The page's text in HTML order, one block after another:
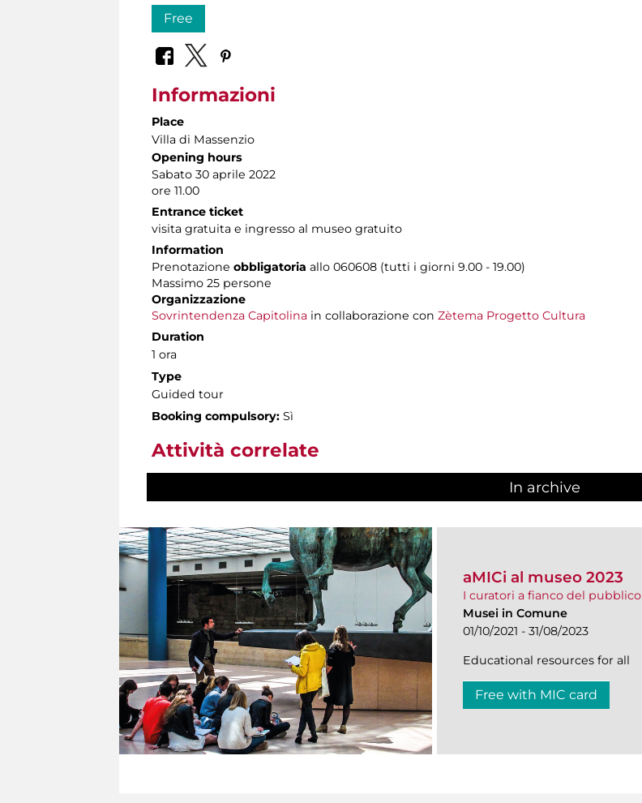
Free
Informazioni
Place
Villa di Massenzio
Opening hours
Sabato 30 aprile 2022
ore 11.00
Entrance ticket
visita gratuita e ingresso al museo gratuito
Information
Prenotazione obbligatoria allo 060608 (tutti i giorni 9.00 - 19.00)
Massimo 25 persone
Organizzazione
Sovrintendenza Capitolina in collaborazione con Zètema Progetto Cultura
Duration
1 ora
Type
Guided tour
Booking compulsory: Sì
Attività correlate
In archive
aMICi al museo 2023
I curatori a fianco del pubblico
Musei in Comune
01/10/2021 - 31/08/2023
Educational resources for all
Free with MIC card